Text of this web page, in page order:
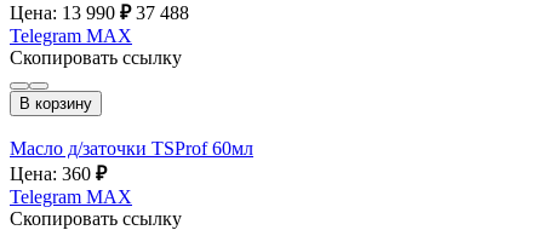
Цена: 13 990 ₽ 37 488
Telegram MAX
Скопировать ссылку
В корзину
Масло д/заточки TSProf 60мл
Цена: 360 ₽
Telegram MAX
Скопировать ссылку